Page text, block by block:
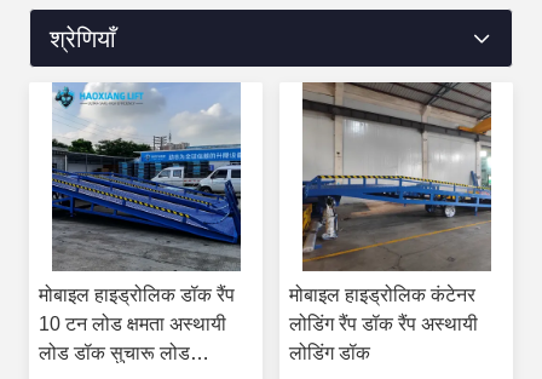
श्रेणियाँ
मोबाइल हाइड्रोलिक डॉक रैंप
10 टन लोड क्षमता अस्थायी
लोड डॉक सुचारू लोड
मोबाइल हाइड्रोलिक कंटेनर
लोडिंग रैंप डॉक रैंप अस्थायी
लोडिंग डॉक